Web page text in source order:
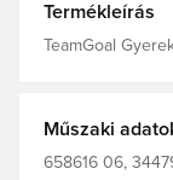
Termékleírás
TeamGoal
Műszaki
658616 06,